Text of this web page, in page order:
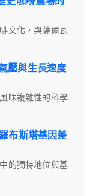
文化，與薩爾瓦
壓與生長速度
味複雜性的科學
布斯塔基因差
的獨特地位與基